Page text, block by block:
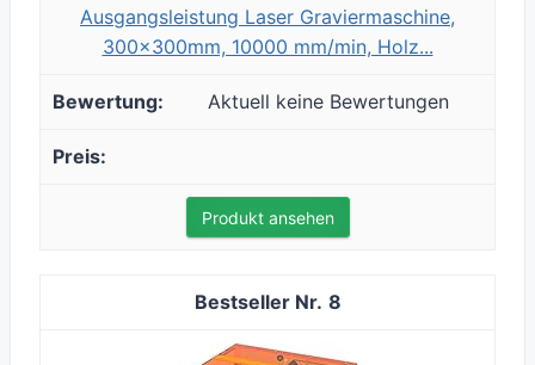
Ausgangsleistung Laser Graviermaschine,
300x300mm, 10000 mm/min, Holz...
Aktuell keine Bewertungen
Produkt ansehen
8